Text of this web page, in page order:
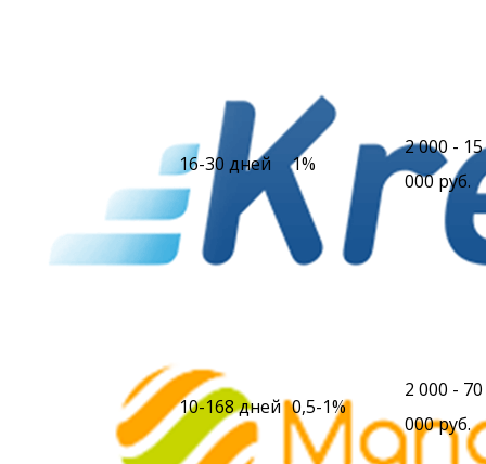
16-30 дней 1%
2 000 - 15
000 руб.
10-168 дней 0,5-1%
2 000 - 70
000 руб.